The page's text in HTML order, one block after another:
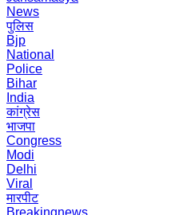
News
पुलिस
Bjp
National
Police
Bihar
India
कांग्रेस
भाजपा
Congress
Modi
Delhi
Viral
मारपीट
Breakingnews